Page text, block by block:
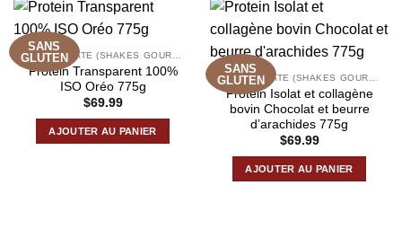
SANS
GLUTEN
Protein Transparent 100%
ISO Oréo 775g
$69.99
AJOUTER AU PANIER
SANS
GLUTEN
Protein Isolat et collagène
bovin Chocolat et beurre
d’arachides 775g
$69.99
AJOUTER AU PANIER